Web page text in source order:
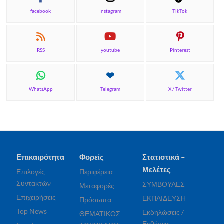
facebook Instagram TikTok
RSS youtube Pinterest
WhatsApp Telegram X / Twitter
Επικαιρότητα
Επιλογές
Συντακτών
Επιχειρήσεις
Top News
Φορείς
Περιφέρεια
Μεταφορές
Πρόσωπα
ΘΕΜΑΤΙΚΟΣ
Στατιστικά –
Μελέτες
ΣΥΜΒΟΥΛΕΣ
ΕΚΠΑΙΔΕΥΣΗ
Εκδηλώσεις /